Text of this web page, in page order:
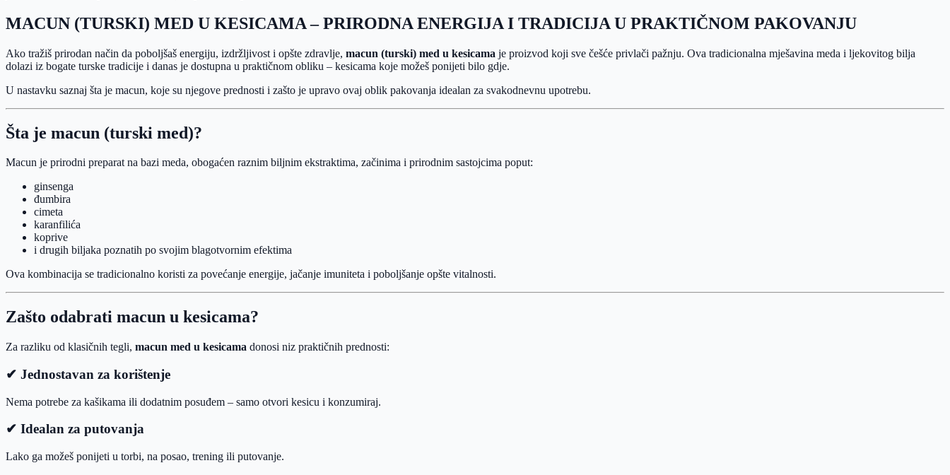
MACUN (TURSKI) MED U KESICAMA – PRIRODNA ENERGIJA I TRADICIJA U PRAKTIČNOM PAKOVANJU
Ako tražiš prirodan način da poboljšaš energiju, izdržljivost i opšte zdravlje, macun (turski) med u kesicama je proizvod koji sve češće privlači pažnju. Ova tradicionalna mješavina meda i ljekovitog bilja
dolazi iz bogate turske tradicije i danas je dostupna u praktičnom obliku – kesicama koje možeš ponijeti bilo gdje.
U nastavku saznaj šta je macun, koje su njegove prednosti i zašto je upravo ovaj oblik pakovanja idealan za svakodnevnu upotrebu.
Šta je macun (turski med)?
Macun je prirodni preparat na bazi meda, obogaćen raznim biljnim ekstraktima, začinima i prirodnim sastojcima poput:
ginsenga
đumbira
cimeta
karanfilića
koprive
i drugih biljaka poznatih po svojim blagotvornim efektima
Ova kombinacija se tradicionalno koristi za povećanje energije, jačanje imuniteta i poboljšanje opšte vitalnosti.
Zašto odabrati macun u kesicama?
Za razliku od klasičnih tegli, macun med u kesicama donosi niz praktičnih prednosti:
✔ Jednostavan za korištenje
Nema potrebe za kašikama ili dodatnim posuđem – samo otvori kesicu i konzumiraj.
✔ Idealan za putovanja
Lako ga možeš ponijeti u torbi, na posao, trening ili putovanje.